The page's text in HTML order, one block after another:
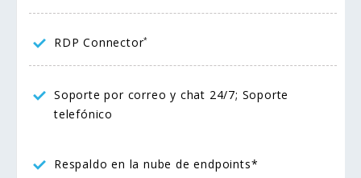
RDP Connector*
Soporte por correo y chat 24/7; Soporte
telefónico
Respaldo en la nube de endpoints*